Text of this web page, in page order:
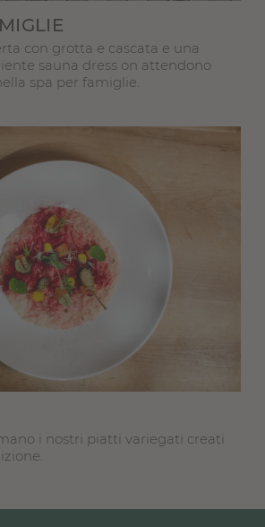
con grotta e cascata e una
sauna dress on attendono
spa per famiglie.
i nostri piatti variegati creati